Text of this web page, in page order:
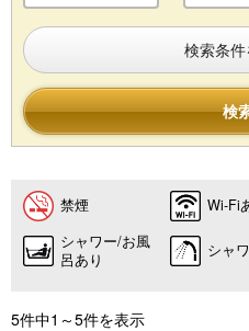
検索条
検
禁煙 Wi-Fi
シャワー/お風
呂あり
シャ
5件中1～5件を表示